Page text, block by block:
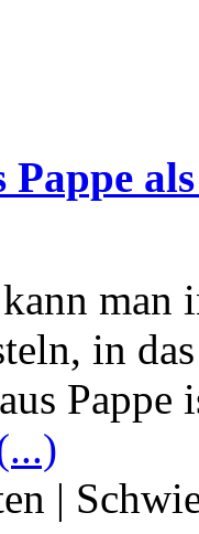
Pappe
man
in
|